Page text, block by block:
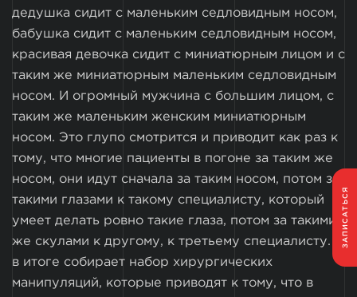
ЗАПИСАТЬСЯ
дедушка сидит с маленьким седловидным носом,
бабушка сидит с маленьким седловидным носом,
красивая девочка сидит с миниатюрным лицом и с
таким же миниатюрным маленьким седловидным
носом. И огромный мужчина с большим лицом, с
таким же маленьким женским миниатюрным
носом. Это глупо смотрится и приводит как раз к
тому, что многие пациенты в погоне за таким же
носом, они идут сначала за таким носом, потом за
такими глазами к такому специалисту, который
умеет делать ровно такие глаза, потом за такими
же скулами к другому, к третьему специалисту. И
в итоге собирает набор хирургических
манипуляций, которые приводят к тому, что в